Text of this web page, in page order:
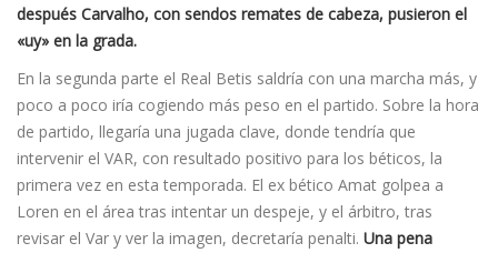
después Carvalho, con sendos remates de cabeza, pusieron el
«uy» en la grada.
En la segunda parte el Real Betis saldría con una marcha más, y
poco a poco iría cogiendo más peso en el partido. Sobre la hora
de partido, llegarí­a una jugada clave, donde tendría que
intervenir el VAR, con resultado positivo para los béticos, la
primera vez en esta temporada. El ex bético Amat golpea a
Loren en el área tras intentar un despeje, y el árbitro, tras
revisar el Var y ver la imagen, decretaría penalti. Una pena